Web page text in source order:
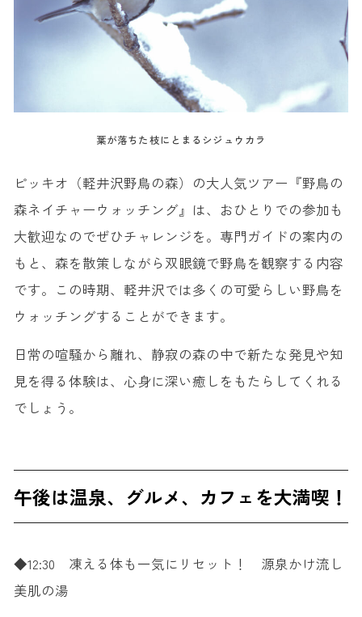
葉が落ちた枝にとまるシジュウカラ
ピッキオ（軽井沢野鳥の森）の大人気ツアー『野鳥の
森ネイチャーウォッチング』は、おひとりでの参加も
大歓迎なのでぜひチャレンジを。専門ガイドの案内の
もと、森を散策しながら双眼鏡で野鳥を観察する内容
です。この時期、軽井沢では多くの可愛らしい野鳥を
ウォッチングすることができます。
日常の喧騒から離れ、静寂の森の中で新たな発見や知
見を得る体験は、心身に深い癒しをもたらしてくれる
でしょう。
午後は温泉、グルメ、カフェを大満喫！
◆12:30 凍える体も一気にリセット！ 源泉かけ流し
美肌の湯